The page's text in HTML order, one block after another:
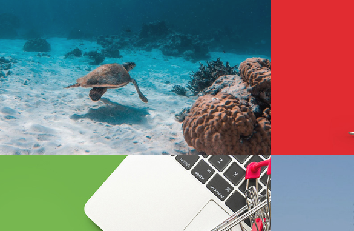
Growth Marketing
Plateformes digitales
Référencement
Run services
Web, Intranet et Extranet
BCEAO sénégal
Banque et finance
Banque et